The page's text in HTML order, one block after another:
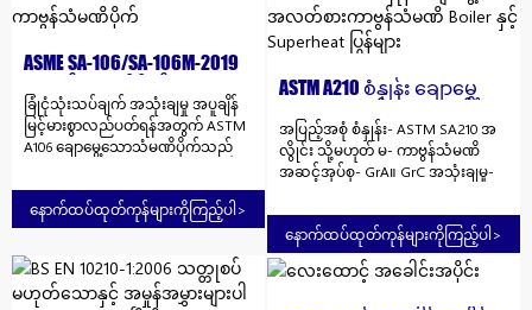
Rolled/ Cold Drawn အရှည်- Fixed
အပူကုသမှု-
အပိုင်းပုံသဏ္ဍာန်- Round အထူးပိုက်-
Thick Wall Pipe မူရင်းနေရာ- တရုတ်
အသုံးပြုမှု- High Pressure Steam
အစိတ်အပိုင်း သံမဏိအဆင့် (သံမဏိ
အမည်) အပူနှင့် ထုတ်ကုန်
ဒြပ်ထုအပိုင်းအစ A,g% C Mn PSV
Max Max Max Max ချောမွေ့သောပိုက်
L175 သို့မဟုတ် A25 0.21 0.60 — 0.030
0.030 — — — L175P သို့မဟုတ် A25P
ASME SA-106/SA-106M-2019
ခြုံငုံသုံးသပ်ချက် အသုံးချမှု အပူချိန်
မြင့်မားစွာလည်ပတ်ရန်အတွက် ASTM
A106 ချောမွေ့သောသံမဏိပိုက်သည်
သင့်လျော်သည်။ ၎င်းကို ရေနံ၊
ဓာတုဗေဒလုပ်ငန်း၊ ဘွိုင်လာ၊ ဓာတ်အား
ပေးစက်ရုံ၊ သင်္ဘော၊ စက်ပစ္စည်း
ထုတ်လုပ်ခြင်း၊ မော်တော်ကား၊
လေကြောင်း၊ အာကာသ၊ စွမ်းအင်၊
ဘူမိဗေဒ၊ ဆောက်လုပ်ရေးနှင့် စစ်ဘက်
နောက်ထပ်ထုတ်ကုန်များကိုကြည့်ပါ >
ASTM A210 စံနှုန်း ချောမွေ့
သံမဏိ...
အပြည့်အစုံ စံနှုန်း- ASTM SA210 အ
လွိုင်း သို့မဟုတ် မ- ကာဗွန်သံမဏိ
အဆင့်အုပ်စု- GrA။ GrC အသုံးချမှု-
မျက်နှာပြင်ပြုပြင်ခြင်း-
ဖောက်သည်၏လိုအပ်ချက်အတိုင်း
အပြင်ဘက်အချင်း (အဝိုင်း)- ၁၀ –
၁၀၀၀ မီလီမီတာ နည်းစနစ်- အပူပေး/
နောက်ထပ်ထုတ်ကုန်များကိုကြည့်ပါ >